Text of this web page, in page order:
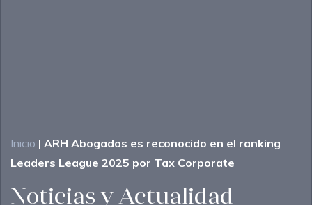
Inicio | ARH Abogados es reconocido en el ranking
Leaders League 2025 por Tax Corporate
Noticias y Actualidad